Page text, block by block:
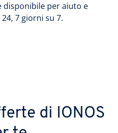
disponibile per aiuto e
7 giorni su 7.
di IONOS